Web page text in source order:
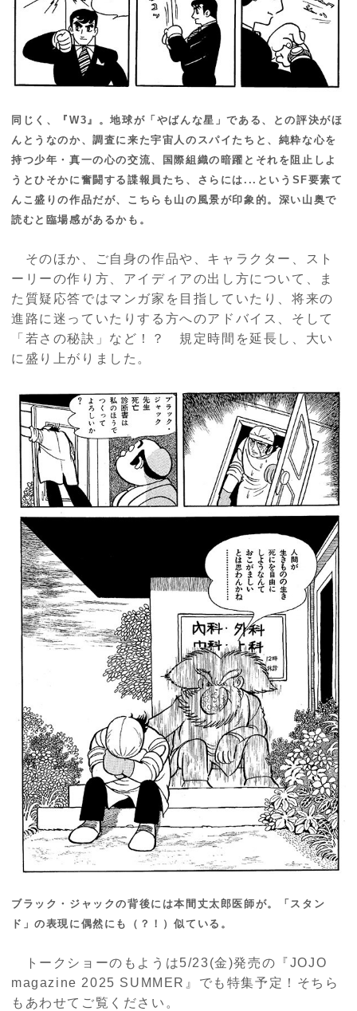
同じく、『W3』。地球が「やばんな星」である、との評決がほ
んとうなのか、調査に来た宇宙人のスパイたちと、純粋な心を
持つ少年・真一の心の交流、国際組織の暗躍とそれを阻止しよ
うとひそかに奮闘する諜報員たち、さらには...というSF要素て
んこ盛りの作品だが、こちらも山の風景が印象的。深い山奥で
読むと臨場感があるかも。
そのほか、ご自身の作品や、キャラクター、スト
ーリーの作り方、アイディアの出し方について、ま
た質疑応答ではマンガ家を目指していたり、将来の
進路に迷っていたりする方へのアドバイス、そして
「若さの秘訣」など！？ 規定時間を延長し、大い
に盛り上がりました。
ブラック・ジャックの背後には本間丈太郎医師が。「スタン
ド」の表現に偶然にも（？！）似ている。
トークショーのもようは5/23(金)発売の『JOJO
magazine 2025 SUMMER』でも特集予定！そちら
もあわせてご覧ください。